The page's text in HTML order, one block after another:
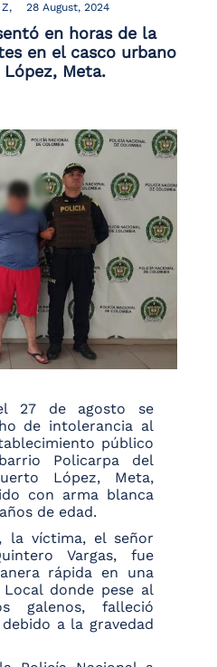
28 August, 2024
en horas de la
en el casco urbano
Meta.
27 de agosto se
de intolerancia al
público
Policarpa del
López, Meta,
con arma blanca
de edad.
la víctima, el señor
Vargas, fue
rápida en una
donde pese al
galenos, falleció
a la gravedad